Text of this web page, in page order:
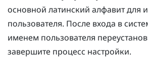
основной латинский алфавит для
пользователя. После входа в
именем пользователя
завершите процесс настройки.